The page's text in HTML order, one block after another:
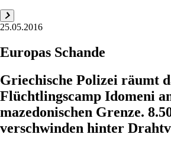
25.05.2016
Europas Schande
Griechische Polizei räumt
Flüchtlingscamp Idomeni
mazedonischen Grenze.
verschwinden hinter